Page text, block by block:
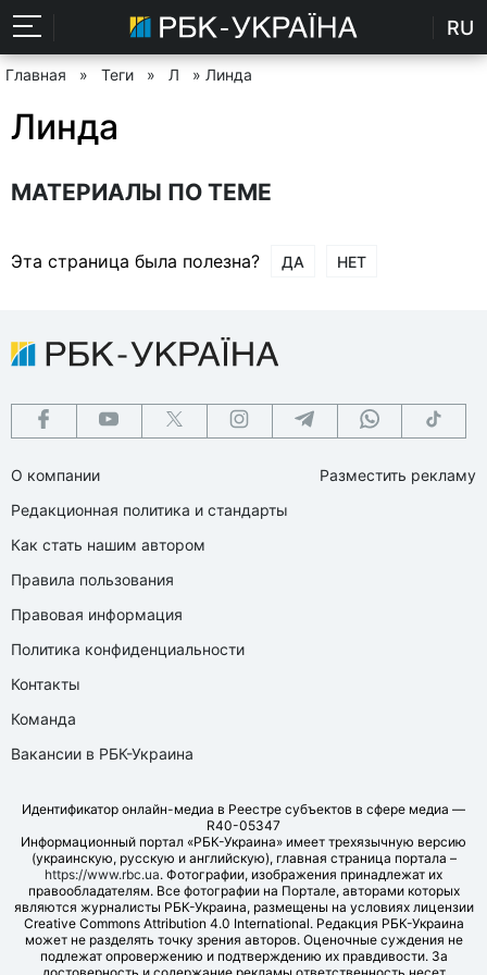
RU
Главная » Теги » Л » Линда
Линда
МАТЕРИАЛЫ ПО ТЕМЕ
Эта страница была полезна? ДА НЕТ
О компании
Редакционная политика и стандарты
Как стать нашим автором
Правила пользования
Правовая информация
Политика конфиденциальности
Контакты
Команда
Вакансии в РБК-Украина
Разместить рекламу
Идентификатор онлайн-медиа в Реестре субъектов в сфере медиа —
R40-05347
Информационный портал «РБК-Украина» имеет трехязычную версию
(украинскую, русскую и английскую), главная страница портала –
https://www.rbc.ua. Фотографии, изображения принадлежат их
правообладателям. Все фотографии на Портале, авторами которых
являются журналисты РБК-Украина, размещены на условиях лицензии
Creative Commons Attribution 4.0 International. Редакция РБК-Украина
может не разделять точку зрения авторов. Оценочные суждения не
подлежат опровержению и подтверждению их правдивости. За